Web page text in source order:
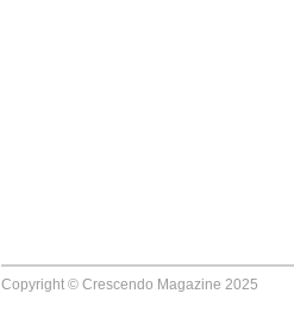
Copyright © Crescendo Magazine 2025